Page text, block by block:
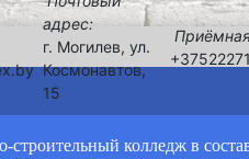
адрес:
г. Могилев, ул.
Космонавтов,
15
строительный колледж в